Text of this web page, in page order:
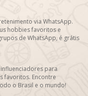
via WhatsApp.
hobbies favoritos e
de WhatsApp, é grátis
para
favoritos. Encontre
o Brasil e o mundo!